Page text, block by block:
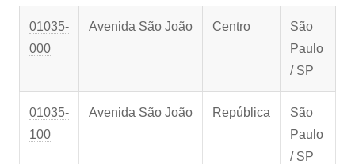
01035-
000
Avenida São João Centro
São
Paulo
/ SP
01035-
100
Avenida São João República
São
Paulo
/ SP